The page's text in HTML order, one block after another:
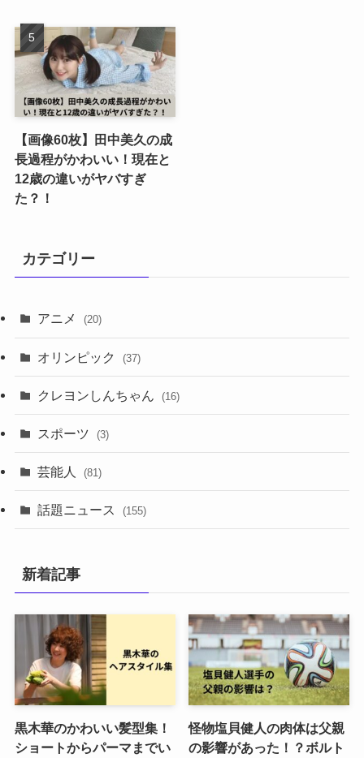
【画像60枚】田中美久の成
長過程がかわいい！現在と
12歳の違いがヤバすぎ
た？！
カテゴリー
アニメ (20)
オリンピック (37)
クレヨンしんちゃん (16)
スポーツ (3)
芸能人 (81)
話題ニュース (155)
新着記事
黒木華のかわいい髪型集！
ショートからパーマまでい
怪物塩貝健人の肉体は父親
の影響があった！？ボルト